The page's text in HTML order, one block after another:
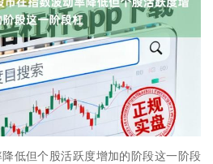
低但个股活跃度增加的阶段这一阶段